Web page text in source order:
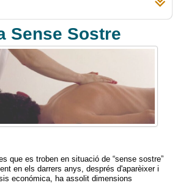
Sense Sostre
que es troben en situació de “sense sostre”
en els darrers anys, després d'aparèixer i
económica, ha assolit dimensions